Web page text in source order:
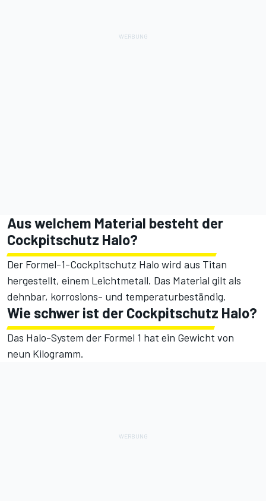
Aus welchem Material besteht der
Cockpitschutz Halo?
Der Formel-1-Cockpitschutz Halo wird aus Titan
hergestellt, einem Leichtmetall. Das Material gilt als
dehnbar, korrosions- und temperaturbeständig.
Wie schwer ist der Cockpitschutz Halo?
Das Halo-System der Formel 1 hat ein Gewicht von
neun Kilogramm.